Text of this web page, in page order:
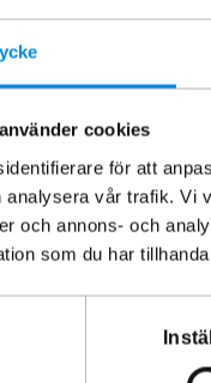
cookies
för att
vår trafik. Vi
och annons- och
som du har